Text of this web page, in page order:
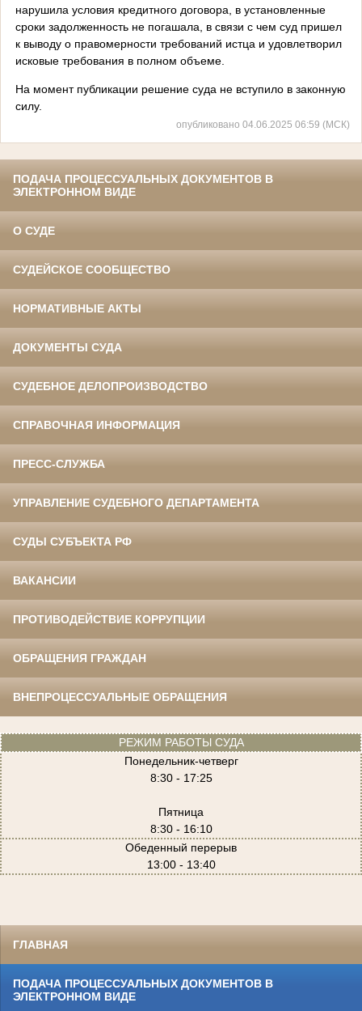
нарушила условия кредитного договора, в установленные
сроки задолженность не погашала, в связи с чем суд пришел
к выводу о правомерности требований истца и удовлетворил
исковые требования в полном объеме.
На момент публикации решение суда не вступило в законную
силу.
опубликовано 04.06.2025 06:59 (МСК)
ПОДАЧА ПРОЦЕССУАЛЬНЫХ ДОКУМЕНТОВ В
ЭЛЕКТРОННОМ ВИДЕ
О СУДЕ
СУДЕЙСКОЕ СООБЩЕСТВО
НОРМАТИВНЫЕ АКТЫ
ДОКУМЕНТЫ СУДА
СУДЕБНОЕ ДЕЛОПРОИЗВОДСТВО
СПРАВОЧНАЯ ИНФОРМАЦИЯ
ПРЕСС-СЛУЖБА
УПРАВЛЕНИЕ СУДЕБНОГО ДЕПАРТАМЕНТА
СУДЫ СУБЪЕКТА РФ
ВАКАНСИИ
ПРОТИВОДЕЙСТВИЕ КОРРУПЦИИ
ОБРАЩЕНИЯ ГРАЖДАН
ВНЕПРОЦЕССУАЛЬНЫЕ ОБРАЩЕНИЯ
РЕЖИМ РАБОТЫ СУДА
Понедельник-четверг
8:30 - 17:25
Пятница
8:30 - 16:10
Обеденный перерыв
13:00 - 13:40
ГЛАВНАЯ
ПОДАЧА ПРОЦЕССУАЛЬНЫХ ДОКУМЕНТОВ В
ЭЛЕКТРОННОМ ВИДЕ